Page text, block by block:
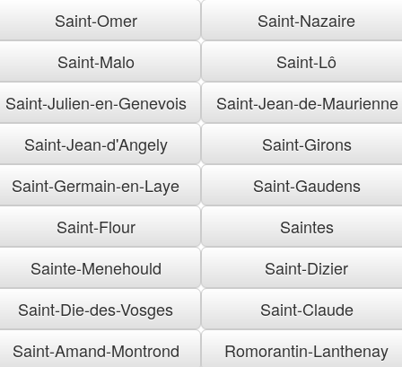
Saint-Omer
Saint-Nazaire
Saint-Malo
Saint-Lô
Saint-Julien-en-Genevois
Saint-Jean-de-Maurienne
Saint-Jean-d'Angely
Saint-Girons
Saint-Germain-en-Laye
Saint-Gaudens
Saint-Flour
Saintes
Sainte-Menehould
Saint-Dizier
Saint-Die-des-Vosges
Saint-Claude
Saint-Amand-Montrond
Romorantin-Lanthenay